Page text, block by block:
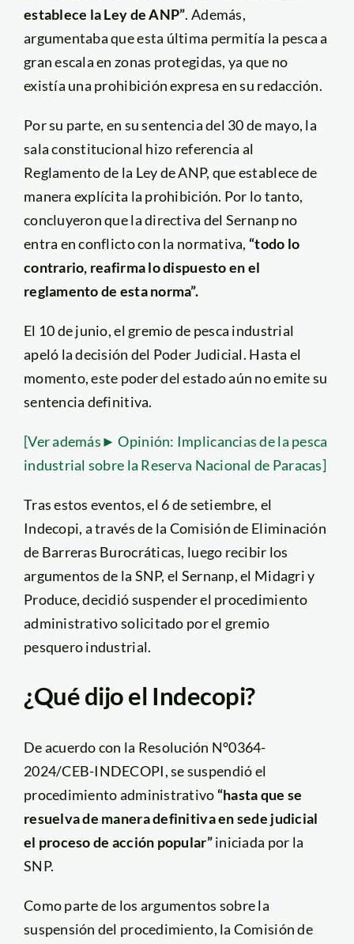
establece la Ley de ANP”. Además,
argumentaba que esta última permitía la pesca a
gran escala en zonas protegidas, ya que no
existía una prohibición expresa en su redacción.
Por su parte, en su sentencia del 30 de mayo, la
sala constitucional hizo referencia al
Reglamento de la Ley de ANP, que establece de
manera explícita la prohibición. Por lo tanto,
concluyeron que la directiva del Sernanp no
entra en conflicto con la normativa, “todo lo
contrario, reafirma lo dispuesto en el
reglamento de esta norma”.
El 10 de junio, el gremio de pesca industrial
apeló la decisión del Poder Judicial. Hasta el
momento, este poder del estado aún no emite su
sentencia definitiva.
[Ver además► Opinión: Implicancias de la pesca
industrial sobre la Reserva Nacional de Paracas]
Tras estos eventos, el 6 de setiembre, el
Indecopi, a través de la Comisión de Eliminación
de Barreras Burocráticas, luego recibir los
argumentos de la SNP, el Sernanp, el Midagri y
Produce, decidió suspender el procedimiento
administrativo solicitado por el gremio
pesquero industrial.
¿Qué dijo el Indecopi?
De acuerdo con la Resolución N°0364-
2024/CEB-INDECOPI, se suspendió el
procedimiento administrativo “hasta que se
resuelva de manera definitiva en sede judicial
el proceso de acción popular”iniciada por la
SNP.
Como parte de los argumentos sobre la
suspensión del procedimiento, la Comisión de